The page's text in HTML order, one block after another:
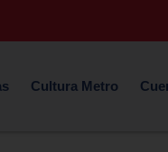
Cultura Metro